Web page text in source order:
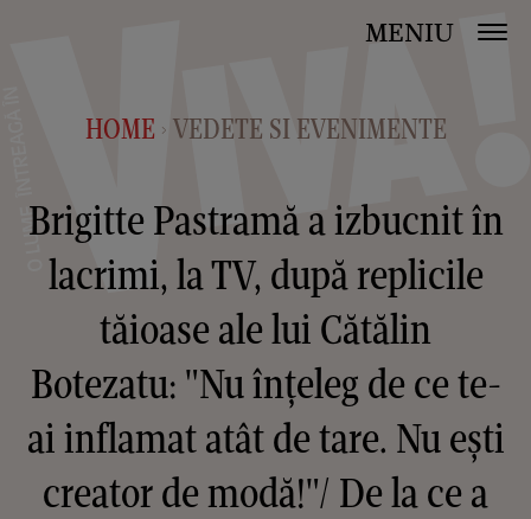
MENIU
HOME > VEDETE SI EVENIMENTE
Brigitte Pastramă a izbucnit în
lacrimi, la TV, după replicile
tăioase ale lui Cătălin
Botezatu: "Nu înțeleg de ce te-
ai inflamat atât de tare. Nu ești
creator de modă!"/ De la ce a